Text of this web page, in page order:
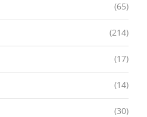
(65)
(214)
(17)
(14)
(30)